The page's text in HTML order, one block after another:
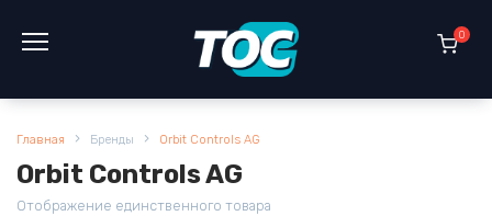
содержанию
0
Главная Бренды Orbit Controls AG
Orbit Controls AG
Отображение единственного товара